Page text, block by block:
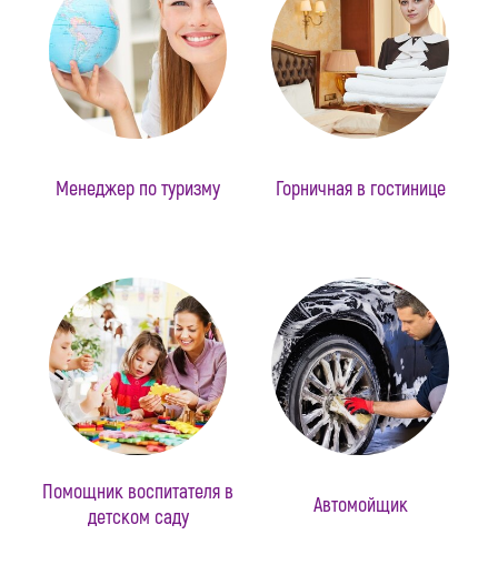
Менеджер по туризму Горничная в гостинице
Помощник воспитателя в
детском саду
Автомойщик